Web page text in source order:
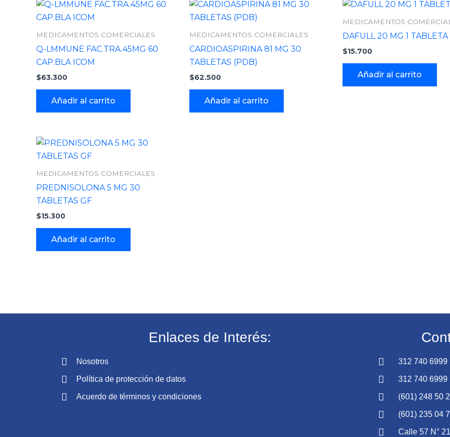
MEDICAMENTOS COMERCIALES
Q-LMMUNE FAC.TRA.45MG 60
CAP.BLA ICOM
$63.300
Añadir al carrito
MEDICAMENTOS COMERCIALES
CARDIOASPIRINA 81 MG 30
TABLETAS (PDB)
$62.500
Añadir al carrito
MEDICAMENTOS
DAFULL 20 MG 1 TABLETA
$15.700
Añadir al carrito
MEDICAMENTOS COMERCIALES
PREDNISOLONA 5 MG 30
TABLETAS GF
$15.300
Añadir al carrito
Enlaces de Interés:
Nosotros
Política de protección de datos
Acuerdo de términos y condiciones
312 740 6999
312 740 6999
(601) 248 50
(601) 235 04
Calle 57 N°